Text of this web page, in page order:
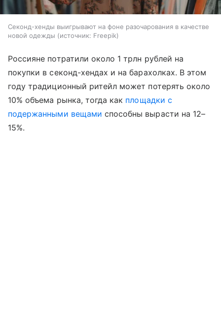
Секонд-хенды выигрывают на фоне разочарования в качестве
новой одежды
источник: Freepik
Россияне потратили около 1 трлн рублей на
покупки в секонд-хендах и на барахолках. В этом
году традиционный ритейл может потерять около
10% объема рынка, тогда как площадки с
подержанными вещами способны вырасти на 12–
15%.